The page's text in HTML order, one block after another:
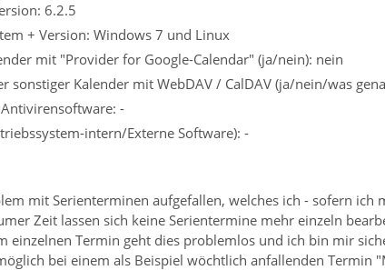
6.2.5
+ Version: Windows 7 und Linux
mit "Provider for Google-Calendar" (ja/nein): nein
sonstiger Kalender mit WebDAV / CalDAV (ja/nein/was
Antivirensoftware: -
intern/Externe Software): -
mit Serienterminen aufgefallen, welches ich - sofern
Zeit lassen sich keine Serientermine mehr einzeln
einzelnen Termin geht dies problemlos und ich bin mir
bei einem als Beispiel wöchtlich anfallenden